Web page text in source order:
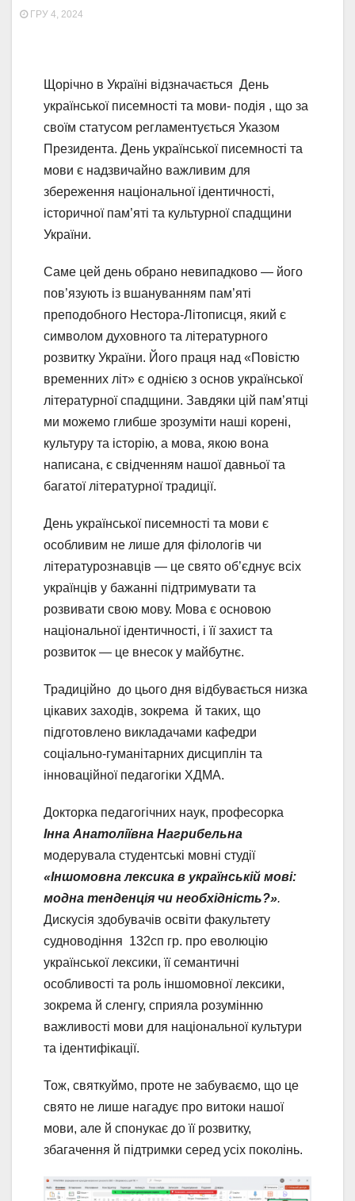
ГРУ 4, 2024
Щорічно в Україні відзначається День
української писемності та мови- подія , що за
своїм статусом регламентується Указом
Президента. День української писемності та
мови є надзвичайно важливим для
збереження національної ідентичності,
історичної пам’яті та культурної спадщини
України.
Саме цей день обрано невипадково — його
пов’язують із вшануванням пам’яті
преподобного Нестора-Літописця, який є
символом духовного та літературного
розвитку України. Його праця над «Повістю
временних літ» є однією з основ української
літературної спадщини. Завдяки цій пам’ятці
ми можемо глибше зрозуміти наші корені,
культуру та історію, а мова, якою вона
написана, є свідченням нашої давньої та
багатої літературної традиції.
День української писемності та мови є
особливим не лише для філологів чи
літературознавців — це свято об’єднує всіх
українців у бажанні підтримувати та
розвивати свою мову. Мова є основою
національної ідентичності, і її захист та
розвиток — це внесок у майбутнє.
Традиційно до цього дня відбувається низка
цікавих заходів, зокрема й таких, що
підготовлено викладачами кафедри
соціально-гуманітарних дисциплін та
інноваційної педагогіки ХДМА.
Докторка педагогічних наук, професорка
Інна Анатоліївна Нагрибельна
модерувала студентські мовні студії
«Іншомовна лексика в українській мові:
модна тенденція чи необхідність?».
Дискусія здобувачів освіти факультету
судноводіння 132сп гр. про еволюцію
української лексики, її семантичні
особливості та роль іншомовної лексики,
зокрема й сленгу, сприяла розумінню
важливості мови для національної культури
та ідентифікації.
Тож, святкуймо, проте не забуваємо, що це
свято не лише нагадує про витоки нашої
мови, але й спонукає до її розвитку,
збагачення й підтримки серед усіх поколінь.